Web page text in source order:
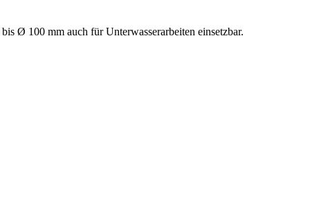
Ø 100 mm auch für Unterwasserarbeiten einsetzbar.